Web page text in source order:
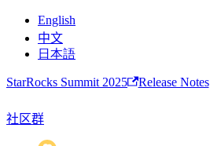
English
中文
日本語
StarRocks Summit 2025 Release Notes
社区群